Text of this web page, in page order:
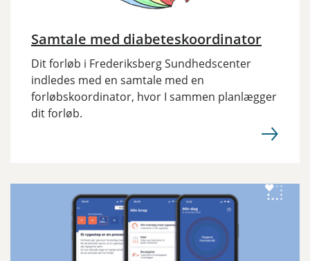
Samtale med diabeteskoordinator
Dit forløb i Frederiksberg Sundhedscenter
indledes med en samtale med en
forløbskoordinator, hvor I sammen planlægger
dit forløb.